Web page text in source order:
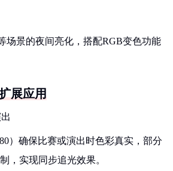
场景的夜间亮化，搭配RGB变色功能
展应用
）确保比赛或演出时色彩真实，部分
，实现同步追光效果。